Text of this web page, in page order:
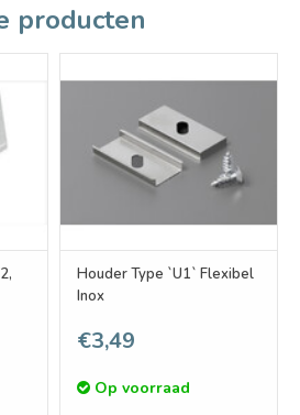
producten
Houder Type `U1` Flexibel
Inox
€3,49
Op voorraad